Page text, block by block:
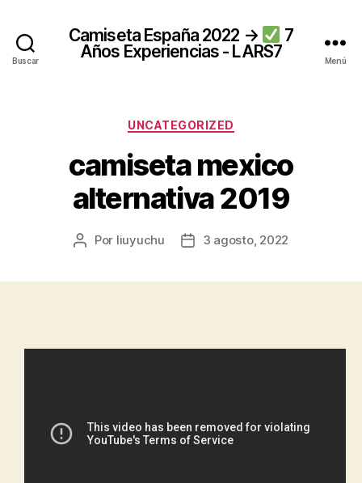
Buscar
Camiseta España 2022 →
7
Años Experiencias - LARS7
Menú
Categorías
UNCATEGORIZED
camiseta mexico
alternativa 2019
Autor
Por liuyuchu
Fecha3 agosto, 2022